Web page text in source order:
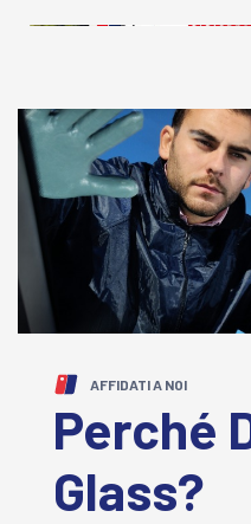
AFFIDATI A NOI
Perché
Glass?